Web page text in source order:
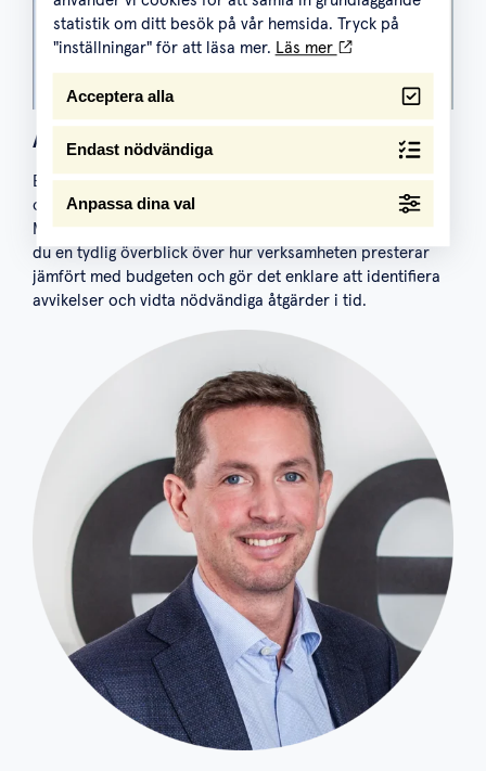
Analysera resultat mot budget med Power BI
Efter att ha skapat eller importerat budgeten kan du
också analysera resultatet mot den planerade budgeten.
Med hjälp av vår Power BI-rapport för resultaträkning får
du en tydlig överblick över hur verksamheten presterar
jämfört med budgeten och gör det enklare att identifiera
avvikelser och vidta nödvändiga åtgärder i tid.
statistik om ditt besök på vår hemsida. Tryck på
"inställningar" för att läsa mer. Läs mer
Acceptera alla
Endast nödvändiga
Anpassa dina val